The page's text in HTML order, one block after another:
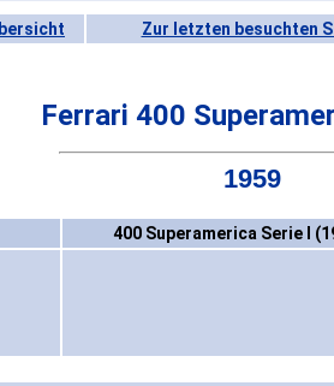
Zur letzten besuchten
Ferrari 400
1959
400 Superamerica Serie I